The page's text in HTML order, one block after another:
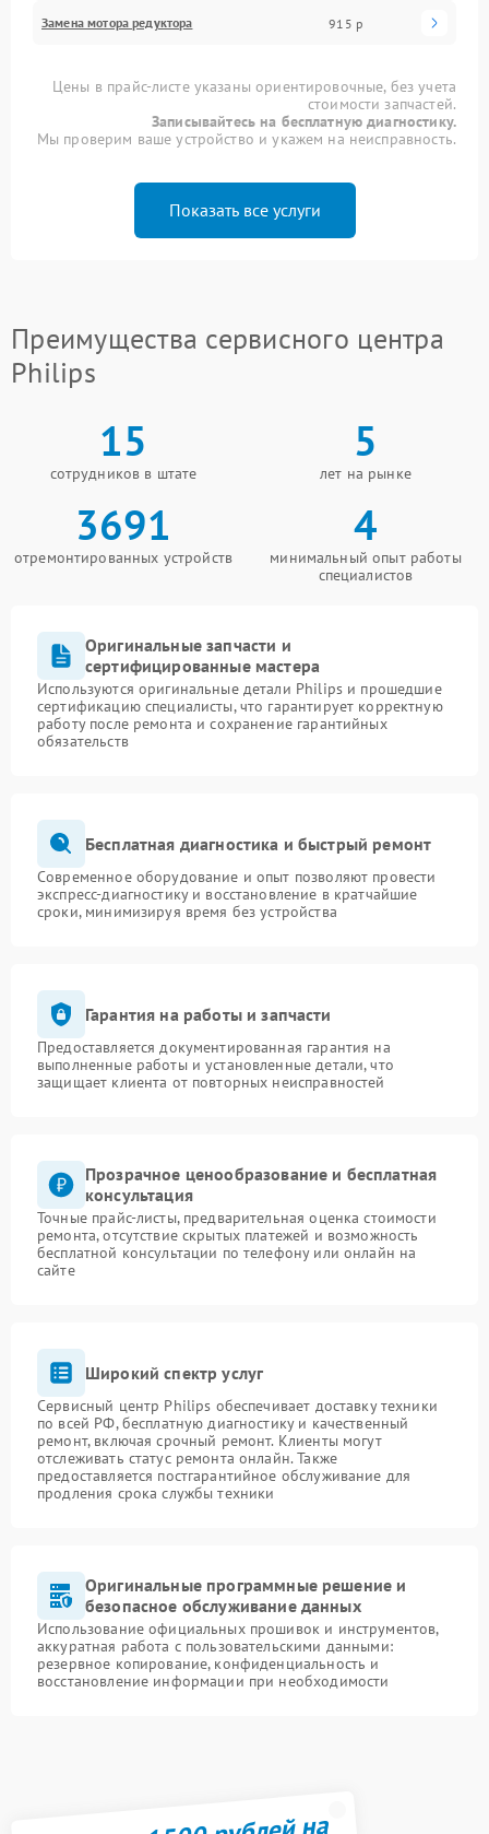
Замена мотора редуктора 915 р
Цены в прайс-листе указаны ориентировочные, без учета
стоимости запчастей.
Записывайтесь на бесплатную диагностику.
Мы проверим ваше устройство и укажем на неисправность.
Показать все услуги
Преимущества сервисного центра
Philips
15
сотрудников в штате
5
лет на рынке
3691
отремонтированных устройств
4
минимальный опыт работы
специалистов
Оригинальные запчасти и
сертифицированные мастера
Используются оригинальные детали Philips и прошедшие
сертификацию специалисты, что гарантирует корректную
работу после ремонта и сохранение гарантийных
обязательств
Бесплатная диагностика и быстрый ремонт
Современное оборудование и опыт позволяют провести
экспресс-диагностику и восстановление в кратчайшие
сроки, минимизируя время без устройства
Гарантия на работы и запчасти
Предоставляется документированная гарантия на
выполненные работы и установленные детали, что
защищает клиента от повторных неисправностей
Прозрачное ценообразование и бесплатная
консультация
Точные прайс-листы, предварительная оценка стоимости
ремонта, отсутствие скрытых платежей и возможность
бесплатной консультации по телефону или онлайн на
сайте
Широкий спектр услуг
Сервисный центр Philips обеспечивает доставку техники
по всей РФ, бесплатную диагностику и качественный
ремонт, включая срочный ремонт. Клиенты могут
отслеживать статус ремонта онлайн. Также
предоставляется постгарантийное обслуживание для
продления срока службы техники
Оригинальные программные решение и
безопасное обслуживание данных
Использование официальных прошивок и инструментов,
аккуратная работа с пользовательскими данными:
резервное копирование, конфиденциальность и
восстановление информации при необходимости